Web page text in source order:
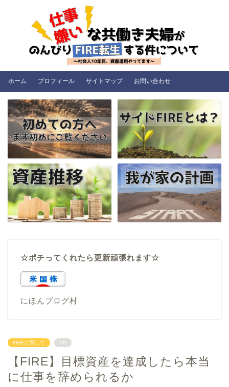
ホーム プロフィール サイトマップ お問い合わせ
☆ポチってくれたら更新頑張れます☆
にほんブログ村
FIREに関して PR
【FIRE】目標資産を達成したら本当
に仕事を辞められるか